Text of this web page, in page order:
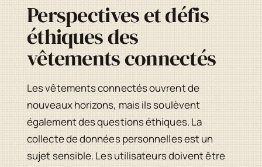
Perspectives et défis
éthiques des
vêtements connectés
Les vêtements connectés ouvrent de
nouveaux horizons, mais ils soulèvent
également des questions éthiques. La
collecte de données personnelles est un
sujet sensible. Les utilisateurs doivent être